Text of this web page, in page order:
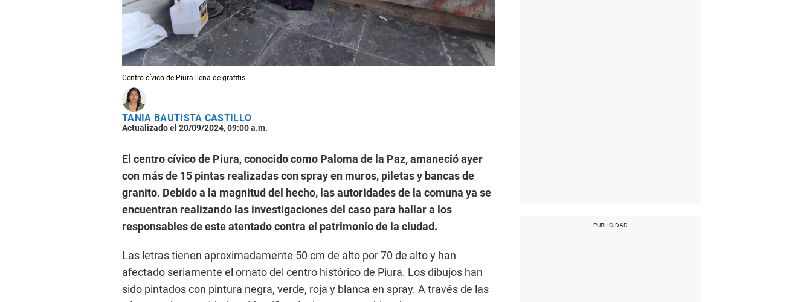
Centro cívico de Piura llena de grafitis
TANIA BAUTISTA CASTILLO
Actualizado el 20/09/2024, 09:00 a.m.
El centro cívico de Piura, conocido como Paloma de la Paz, amaneció ayer
con más de 15 pintas realizadas con spray en muros, piletas y bancas de
granito. Debido a la magnitud del hecho, las autoridades de la comuna ya se
encuentran realizando las investigaciones del caso para hallar a los
responsables de este atentado contra el patrimonio de la ciudad.
Las letras tienen aproximadamente 50 cm de alto por 70 de alto y han
afectado seriamente el ornato del centro histórico de Piura. Los dibujos han
sido pintados con pintura negra, verde, roja y blanca en spray. A través de las